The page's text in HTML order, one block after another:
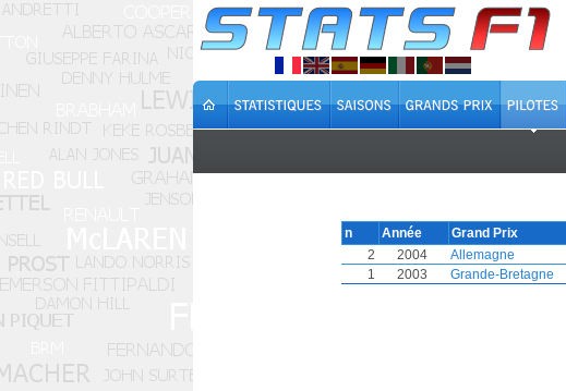
n Année Grand Prix
2
2004 Allemagne
1
2003 Grande-Bretagne